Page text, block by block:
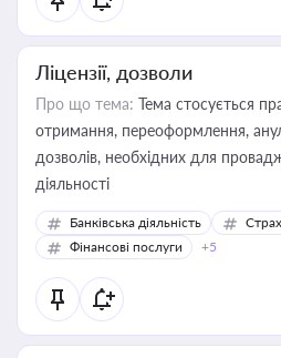
Ліцензії, дозволи
Про що тема: Тема стосується
отримання, переоформлення,
дозволів, необхідних для
діяльності
Банківська діяльність
Фінансові послуги
+5